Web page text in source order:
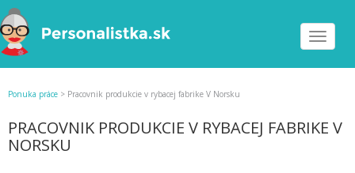
Toggle
Ponuka práce > Pracovnik produkcie v rybacej fabrike V Norsku
PRACOVNIK PRODUKCIE V RYBACEJ FABRIKE V
NORSKU